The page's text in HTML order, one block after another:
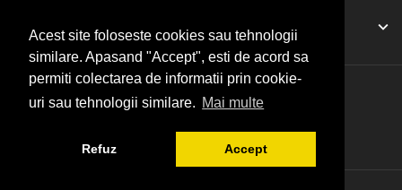
Acest site foloseste cookies sau tehnologii
similare. Apasand "Accept", esti de acord sa
permiti colectarea de informatii prin cookie-
uri sau tehnologii similare. Mai multe
Refuz Accept
COMPANIA NOASTRA